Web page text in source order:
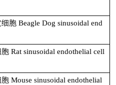
细胞 Beagle Dog sinusoidal end
胞 Rat sinusoidal endothelial cell
胞 Mouse sinusoidal endothelial